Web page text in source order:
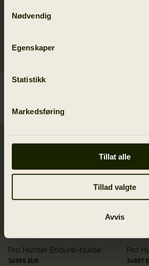
Nødvendig
Egenskaper
Statistikk
Markedsføring
Tillat alle
Tillad valgte
Avvis
Pro Hunter GTX Legacy-
499.95 EUR
Pro
Pro Hunter Endure-bukse
369.95 EUR
Pro
349.97